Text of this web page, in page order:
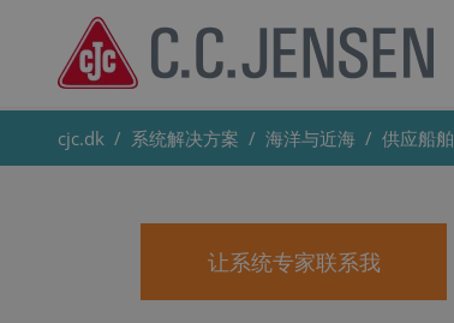
cjc.dk 系统解决方案 海洋与近海 供应船舶
让系统专家联系我